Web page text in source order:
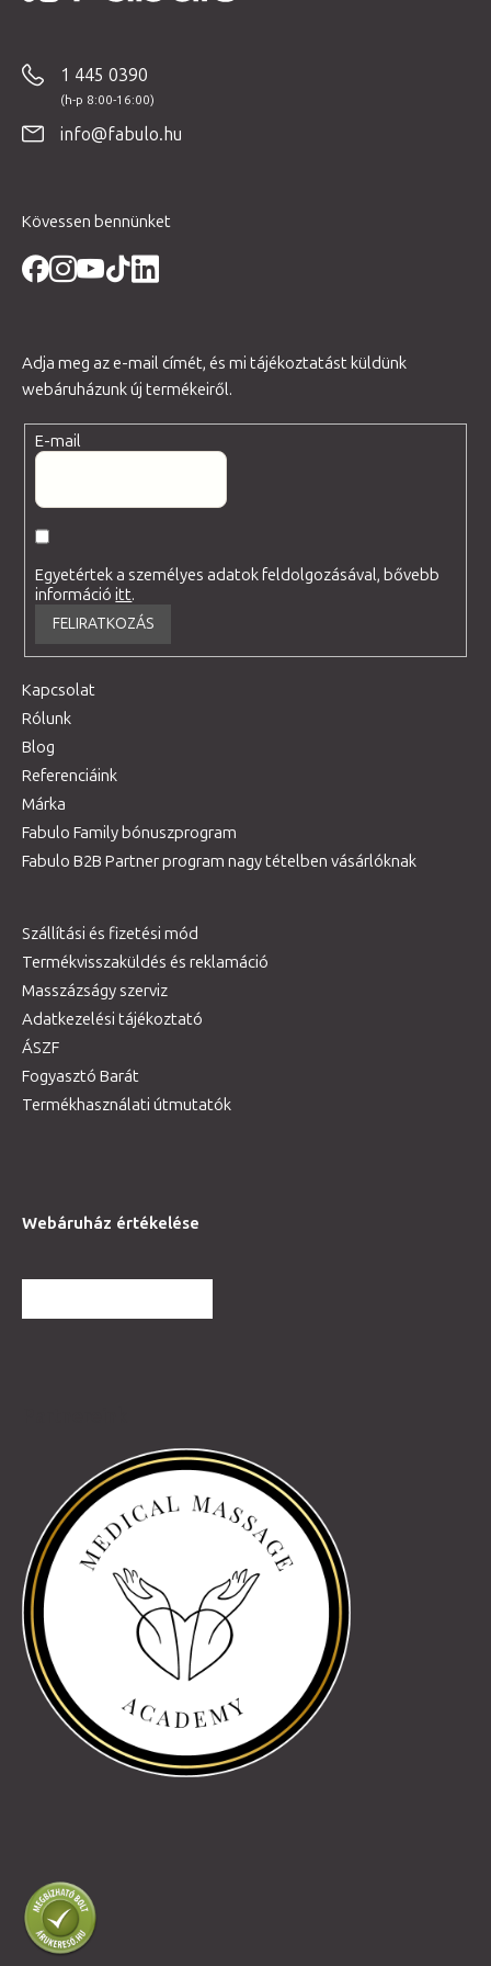
1 445 0390
info@fabulo.hu
Kövessen bennünket
Adja meg az e-mail címét, és mi tájékoztatást küldünk
webáruházunk új termékeiről.
E-mail
Egyetértek a személyes adatok feldolgozásával, bővebb
információitt.
FELIRATKOZÁS
Kapcsolat
Rólunk
Blog
Referenciáink
Márka
Fabulo Family bónuszprogram
Fabulo B2B Partner program nagy tételben vásárlóknak
Szállítási és fizetési mód
Termékvisszaküldés és reklamáció
Masszázságy szerviz
Adatkezelési tájékoztató
ÁSZF
Fogyasztó Barát
Termékhasználati útmutatók
Webáruház értékelése